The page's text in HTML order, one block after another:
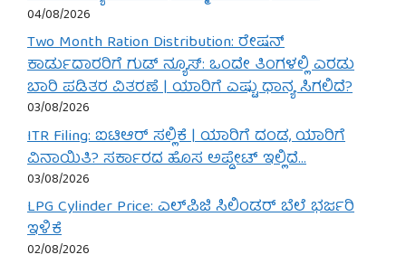
04/08/2026
Two Month Ration Distribution: ರೇಷನ್
ಕಾರ್ಡುದಾರರಿಗೆ ಗುಡ್ ನ್ಯೂಸ್: ಒಂದೇ ತಿಂಗಳಲ್ಲಿ ಎರಡು
ಬಾರಿ ಪಡಿತರ ವಿತರಣೆ | ಯಾರಿಗೆ ಎಷ್ಟು ಧಾನ್ಯ ಸಿಗಲಿದೆ?
03/08/2026
ITR Filing: ಐಟಿಆರ್ ಸಲ್ಲಿಕೆ | ಯಾರಿಗೆ ದಂಡ, ಯಾರಿಗೆ
ವಿನಾಯಿತಿ? ಸರ್ಕಾರದ ಹೊಸ ಅಪ್ಡೇಟ್ ಇಲ್ಲಿದೆ…
03/08/2026
LPG Cylinder Price: ಎಲ್‌ಪಿಜಿ ಸಿಲಿಂಡರ್ ಬೆಲೆ ಭರ್ಜರಿ
ಇಳಿಕೆ
02/08/2026